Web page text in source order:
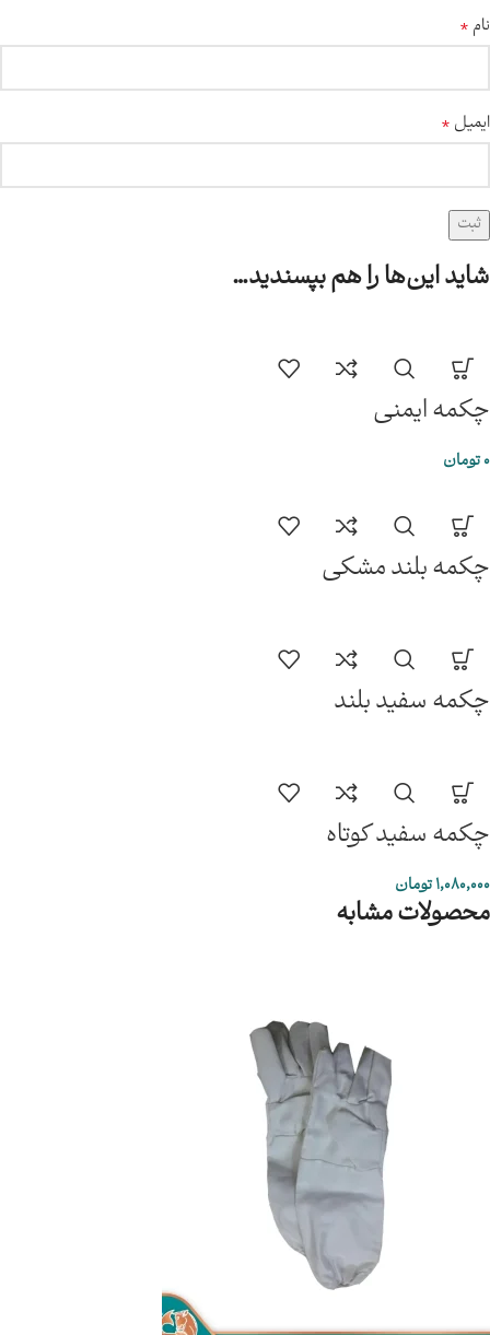
نام *
ایمیل *
شاید این‌ها را هم بپسندید…
چکمه ایمنی
0تومان
چکمه بلند مشکی
چکمه سفید بلند
چکمه سفید کوتاه
1,080,000تومان
محصولات مشابه